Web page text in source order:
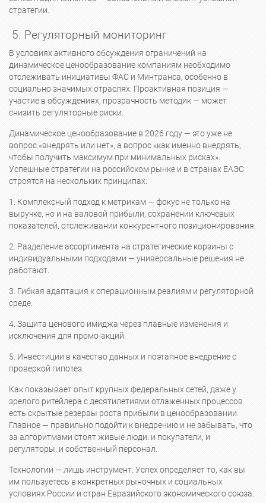
стратегии.
5. Регуляторный мониторинг
В условиях активного обсуждения ограничений на
динамическое ценообразование компаниям необходимо
отслеживать инициативы ФАС и Минтранса, особенно в
социально значимых отраслях. Проактивная позиция —
участие в обсуждениях, прозрачность методик — может
снизить регуляторные риски.
Динамическое ценообразование в 2026 году — это уже не
вопрос «внедрять или нет», а вопрос «как именно внедрять,
чтобы получить максимум при минимальных рисках».
Успешные стратегии на российском рынке и в странах ЕАЭС
строятся на нескольких принципах:
1. Комплексный подход к метрикам — фокус не только на
выручке, но и на валовой прибыли, сохранении ключевых
показателей, отслеживании конкурентного позиционирования.
2. Разделение ассортимента на стратегические корзины с
индивидуальными подходами — универсальные решения не
работают.
3. Гибкая адаптация к операционным реалиям и регуляторной
среде.
4. Защита ценового имиджа через плавные изменения и
исключения для промо-акций.
5. Инвестиции в качество данных и поэтапное внедрение с
проверкой гипотез.
Как показывает опыт крупных федеральных сетей, даже у
зрелого ритейлера с десятилетиями отлаженных процессов
есть скрытые резервы роста прибыли в ценообразовании.
Главное — правильно подойти к внедрению и не забывать, что
за алгоритмами стоят живые люди: и покупатели, и
регуляторы, и собственный персонал.
Технологии — лишь инструмент. Успех определяет то, как вы
им пользуетесь в конкретных рыночных и социальных
условиях России и стран Евразийского экономического союза.